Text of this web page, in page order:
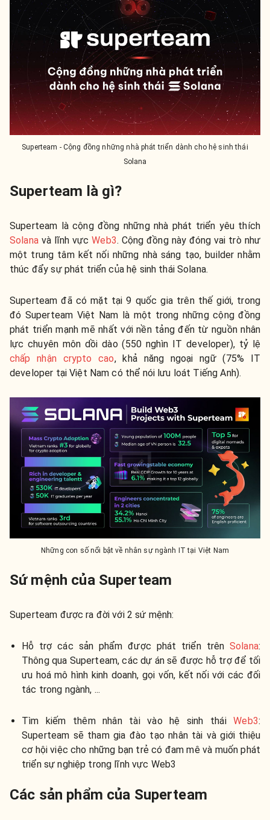
Superteam - Cộng đồng những nhà phát triển dành cho hệ sinh thái
Solana
Superteam là gì?
Superteam là cộng đồng những nhà phát triển yêu thích
Solanavà lĩnh vựcWeb3. Cộng đồng này đóng vai trò như
một trung tâm kết nối những nhà sáng tạo, builder nhằm
thúc đẩy sự phát triển của hệ sinh thái Solana.
Superteam đã có mặt tại 9 quốc gia trên thế giới, trong
đó Superteam Việt Nam là một trong những cộng đồng
phát triển mạnh mẽ nhất với nền tảng đến từ nguồn nhân
lực chuyên môn dồi dào (550 nghìn IT developer), tỷ lệ
chấp nhận crypto cao, khả năng ngoại ngữ (75% IT
developer tại Việt Nam có thể nói lưu loát Tiếng Anh).
Những con số nổi bật về nhân sự ngành IT tại Việt Nam
Sứ mệnh của Superteam
Superteam được ra đời với 2 sứ mệnh:
Hỗ trợ các sản phẩm được phát triển trên Solana:
Thông qua Superteam, các dự án sẽ được hỗ trợ để tối
ưu hoá mô hình kinh doanh, gọi vốn, kết nối với các đối
tác trong ngành, ...
Tìm kiếm thêm nhân tài vào hệ sinh tháiWeb3:
Superteam sẽ tham gia đào tạo nhân tài và giới thiệu
cơ hội việc cho những bạn trẻ có đam mê và muốn phát
triển sự nghiệp trong lĩnh vực Web3
Các sản phẩm của Superteam